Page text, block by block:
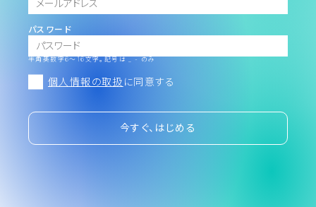
パスワード
半角英数字6～16文字。記号は _ - のみ
個人情報の取扱 に同意する
今すぐ、はじめる